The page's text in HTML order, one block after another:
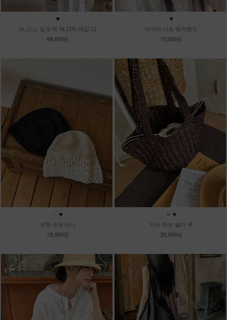
●
m_모노 잉크 빅 백 [3차 재입고]
68,000원
●
네이비 니트 헤어밴드
10,000원
●
코튼 네트 비니
18,000원
● ●
지사 위브 숄더 백
25,000원